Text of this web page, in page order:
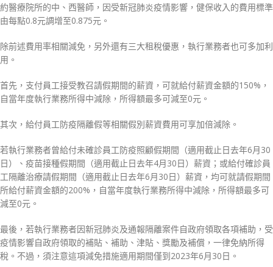
約醫療院所的中、西醫師，因受新冠肺炎疫情影響，健保收入的費用標準
由每點0.8元調增至0.875元。
除前述費用率相關減免，另外還有三大租稅優惠，執行業務者也可多加利
用。
首先，支付員工接受教召請假期間的薪資，可就給付薪資金額的150%，
自當年度執行業務所得中減除，所得額最多可減至0元。
其次，給付員工防疫隔離假等相關假別薪資費用可享加倍減除。
若執行業務者曾給付未確診員工防疫照顧假期間（適用截止日去年6月30
日）、疫苗接種假期間（適用截止日去年4月30日）薪資；或給付確診員
工隔離治療請假期間（適用截止日去年6月30日）薪資，均可就請假期間
所給付薪資金額的200%，自當年度執行業務所得中減除，所得額最多可
減至0元。
最後，若執行業務者因新冠肺炎及通報隔離案件自政府領取各項補助，受
疫情影響自政府領取的補貼、補助、津貼、獎勵及補償，一律免納所得
稅。不過，須注意這項減免措施適用期間僅到2023年6月30日。